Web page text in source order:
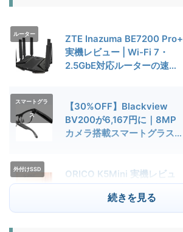
ルーター
ZTE Inazuma BE7200 Pro+
実機レビュー | Wi-Fi 7・
2.5GbE対応ルーターの速度
スマートグラ
ス
【30%OFF】Blackview
BV200が6,167円に｜8MP
カメラ搭載スマートグラス用
外付けSSD
ORICO K5Mini 実機レビュ
ー | スマホの容量不足対策に
便利な小型外付けSSD
続きを見る